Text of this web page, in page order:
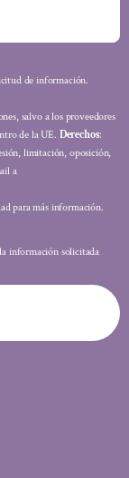
de información.
salvo a los proveedores
de la UE. Derechos:
limitación, oposición,
a
para más información.
información solicitada